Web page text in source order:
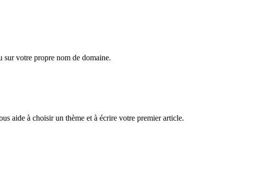
sur votre propre nom de domaine.
aide à choisir un thème et à écrire votre premier article.